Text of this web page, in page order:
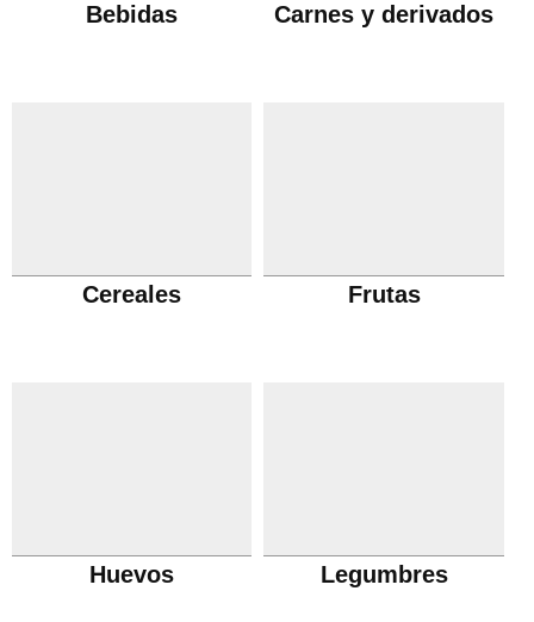
Bebidas Carnes y derivados
Cereales Frutas
Huevos Legumbres